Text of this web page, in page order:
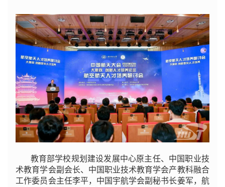
教育部学校规划建设发展中心原主任、中国职业技
术教育学会副会长、中国职业技术教育学会产教科融合
工作委员会主任李平，中国宇航学会副秘书长姜军，航